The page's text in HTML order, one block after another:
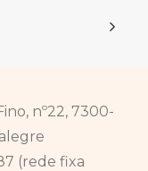
nº22, 7300-
(rede fixa